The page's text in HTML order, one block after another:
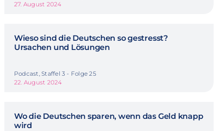
27. August 2024
Wieso sind die Deutschen so gestresst?
Ursachen und Lösungen
Podcast, Staffel 3 - Folge 25
22. August 2024
Wo die Deutschen sparen, wenn das Geld knapp
wird